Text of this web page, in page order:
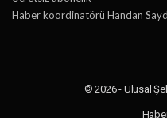
Haber koordinatörü Handan
© 2026 - Ulusal